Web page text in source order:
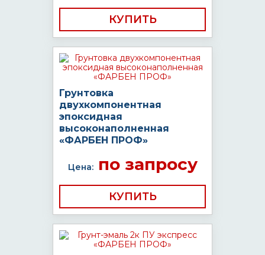
КУПИТЬ
Грунтовка
двухкомпонентная
эпоксидная
высоконаполненная
«ФАРБЕН ПРОФ»
Цена:по запросу
КУПИТЬ